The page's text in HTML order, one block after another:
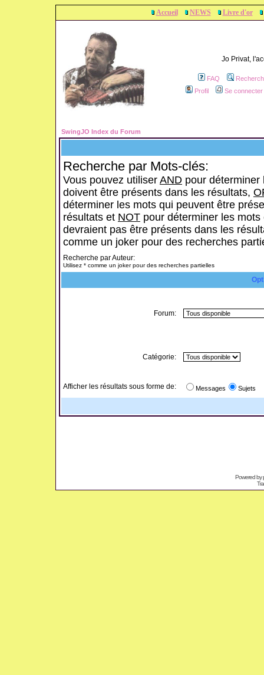
Accueil NEWS Livre d'or
Jo Privat,
FAQ
Profil
Se
SwingJO Index du Forum
Recherche par Mots-clés:
Vous pouvez utiliser AND pour déterminer
doivent être présents dans les résultats,
déterminer les mots qui peuvent être
résultats et NOT pour déterminer les mots
devraient pas être présents dans les
comme un joker pour des recherches
Recherche par Auteur:
Utilisez * comme un joker pour des recherches partielles
Forum:
Catégorie:
Afficher les résultats sous forme de: Messages Sujets
Powered by